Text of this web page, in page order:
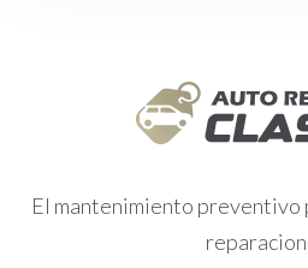
El mantenimiento preventivo